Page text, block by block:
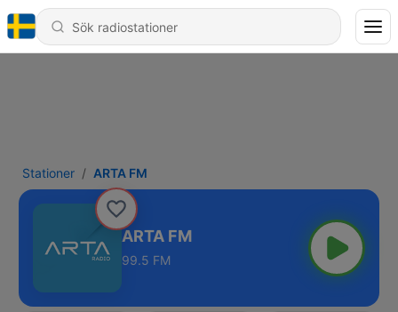
Stationer ARTA FM
ARTA FM
99.5 FM